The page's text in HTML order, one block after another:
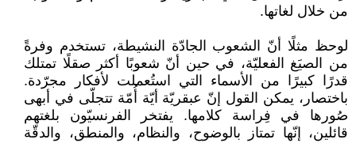
من خلال لغاتها.
لوحظ مثلًا أنّ الشعوب الجادّة النشيطة، تستخدم وفرةً
من الصيَغ الفعليّة، في حين أنّ شعوبًا أكثر صقلًا تمتلك
قدرًا كبيرًا من الأسماء التي استُعملت لأفكار مجرّدة.
باختصار، يمكن القول إنّ عبقريّة أيّة أُمّة تتجلّى في أبهى
صُورها في فِراسة كلامها. يفتخر الفرنسيّون بلغتهم
قائلين، إنّها تمتاز بالوضوح، والنظام، والمنطق، والدقّة